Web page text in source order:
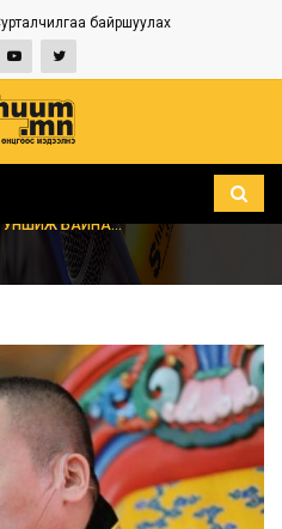
байршуулах
БАЙНА...